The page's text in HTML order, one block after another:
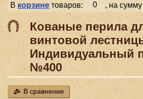
В корзинетоваров: 0 , на сумму
Кованые перила
винтовой
Индивидуальный
№400
В сравнение